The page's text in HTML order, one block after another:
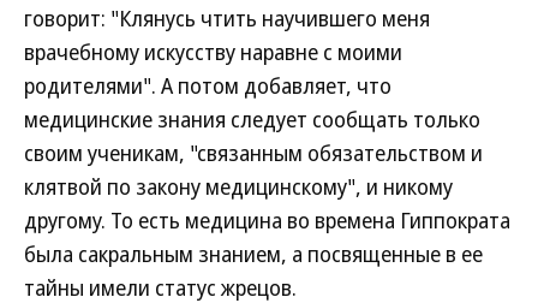
говорит: "Клянусь чтить научившего меня
врачебному искусству наравне с моими
родителями". А потом добавляет, что
медицинские знания следует сообщать только
своим ученикам, "связанным обязательством и
клятвой по закону медицинскому", и никому
другому. То есть медицина во времена Гиппократа
была сакральным знанием, а посвященные в ее
тайны имели статус жрецов.